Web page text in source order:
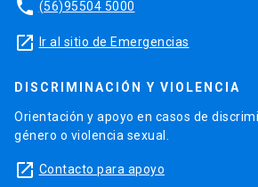
phone (56)95504 5000
launch Ir al sitio de Emergencias
DISCRIMINACIÓN Y VIOLENCIA
Orientación y apoyo en casos de
género o violencia sexual.
launch Contacto para apoyo